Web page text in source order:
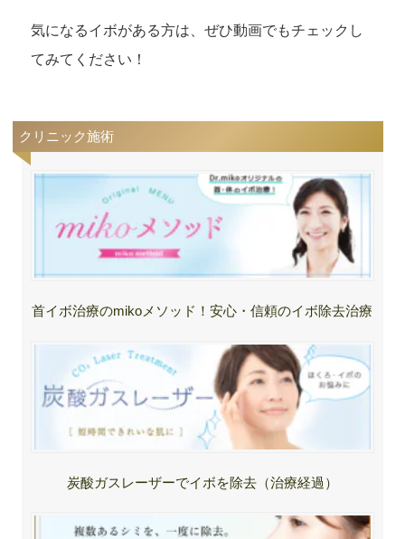
気になるイボがある方は、ぜひ動画でもチェックし
てみてください！
クリニック施術
首イボ治療のmikoメソッド！安心・信頼のイボ除去治療
炭酸ガスレーザーでイボを除去（治療経過）